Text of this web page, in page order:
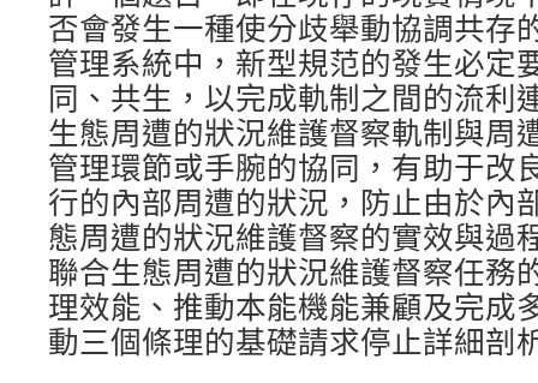
否會發生一種使分歧舉動協調共存
管理系統中，新型規范的發生必定
同、共生，以完成軌制之間的流利
生態周遭的狀況維護督察軌制與周
管理環節或手腕的協同，有助于改
行的內部周遭的狀況，防止由於內
態周遭的狀況維護督察的實效與過
聯合生態周遭的狀況維護督察任務
理效能、推動本能機能兼顧及完成
動三個條理的基礎請求停止詳細剖